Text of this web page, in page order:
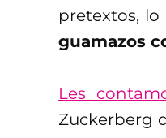
pretextos,
guamazos
Les
Zuckerberg